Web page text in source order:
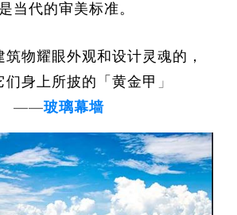
当代的审美标准。
物耀眼外观和设计灵魂的，
们身上所披的「黄金甲 」
——玻璃幕墙